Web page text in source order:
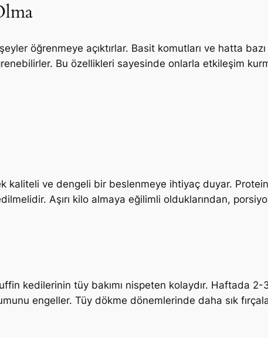
öğrenmeye açıktırlar. Basit komutları ve hatta
Bu özellikleri sayesinde onlarla etkileşim
ve dengeli bir beslenmeye ihtiyaç duyar. Protein
Aşırı kilo almaya eğilimli olduklarından,
kedilerinin tüy bakımı nispeten kolaydır. Haftada
engeller. Tüy dökme dönemlerinde daha sık